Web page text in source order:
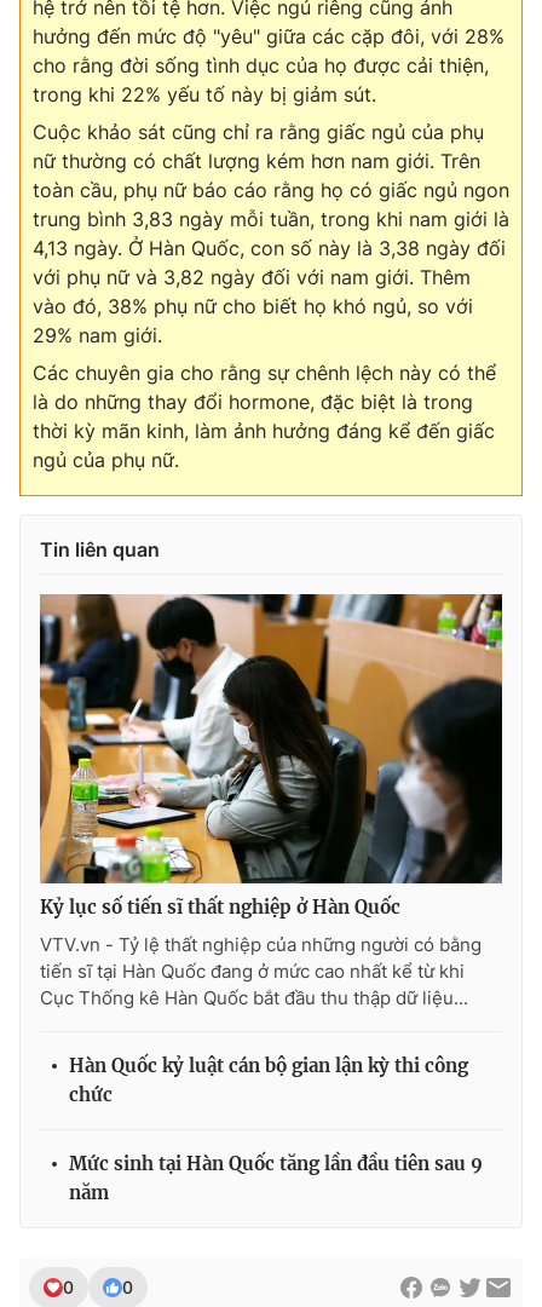
hệ trở nên tồi tệ hơn. Việc ngủ riêng cũng ảnh
hưởng đến mức độ "yêu" giữa các cặp đôi, với 28%
cho rằng đời sống tình dục của họ được cải thiện,
trong khi 22% yếu tố này bị giảm sút.
Cuộc khảo sát cũng chỉ ra rằng giấc ngủ của phụ
nữ thường có chất lượng kém hơn nam giới. Trên
toàn cầu, phụ nữ báo cáo rằng họ có giấc ngủ ngon
trung bình 3,83 ngày mỗi tuần, trong khi nam giới là
4,13 ngày. Ở Hàn Quốc, con số này là 3,38 ngày đối
với phụ nữ và 3,82 ngày đối với nam giới. Thêm
vào đó, 38% phụ nữ cho biết họ khó ngủ, so với
29% nam giới.
Các chuyên gia cho rằng sự chênh lệch này có thể
là do những thay đổi hormone, đặc biệt là trong
thời kỳ mãn kinh, làm ảnh hưởng đáng kể đến giấc
ngủ của phụ nữ.
Tin liên quan
Kỷ lục số tiến sĩ thất nghiệp ở Hàn Quốc
VTV.vn - Tỷ lệ thất nghiệp của những người có bằng
tiến sĩ tại Hàn Quốc đang ở mức cao nhất kể từ khi
Cục Thống kê Hàn Quốc bắt đầu thu thập dữ liệu...
Hàn Quốc kỷ luật cán bộ gian lận kỳ thi công
chức
Mức sinh tại Hàn Quốc tăng lần đầu tiên sau 9
năm
0 0